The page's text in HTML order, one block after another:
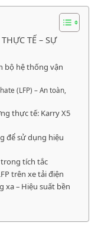
TẾ – SỰ
bộ hệ thống vận
(LFP) – An toàn,
thực tế: Karry X5
để sử dụng hiệu
trong tích tắc
trên xe tải điện
xa – Hiệu suất bền